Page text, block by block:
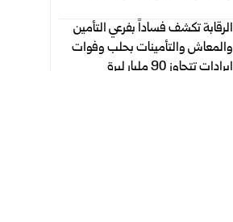
الرقابة تكشف فساداً بفرعي التأمين
والمعاش والتأمينات بحلب وفوات
‌‏إيرادات تتجاوز 90 مليار ليرة